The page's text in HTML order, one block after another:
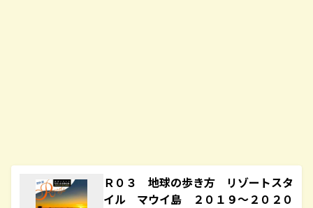
Ｒ０３ 地球の歩き方 リゾートスタ
イル マウイ島 ２０１９～２０２０